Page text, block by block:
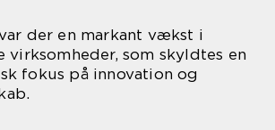
var der en markant vækst i
virksomheder, som skyldtes en
fokus på innovation og